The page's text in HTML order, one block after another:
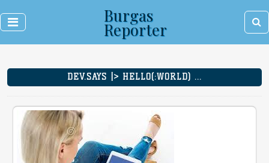
Burgas
Reporter
DEV.SAYS |> HELLO(:WORLD) ...